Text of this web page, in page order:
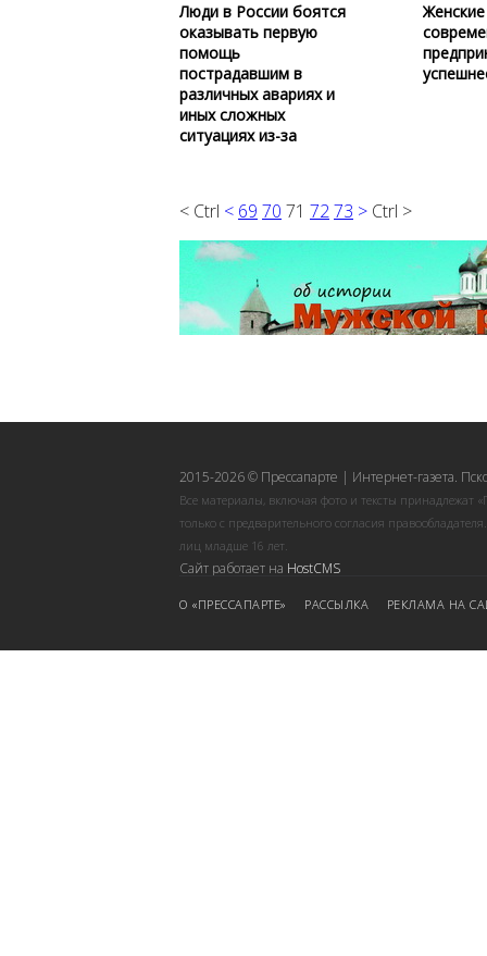
Люди в России боятся
оказывать первую
помощь
пострадавшим в
различных авариях и
иных сложных
ситуациях из-за
< Ctrl < 69 70 71 7273 > Ctrl >
2015-2026 © Прессапарте | Интернет-газета.
Все материалы, включая фото и тексты принадлежат
только с предварительного согласия
лиц младше 16 лет.
Сайт работает на HostCMS
О «ПРЕССАПАРТЕ» РАССЫЛКА РЕКЛАМА НА